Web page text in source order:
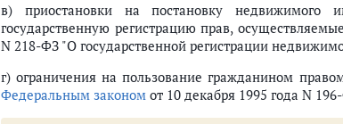
в) приостановки на постановку недвижимого
государственную регистрацию прав,
N 218-ФЗ "О государственной регистрации
г) ограничения на пользование гражданином
Федеральным законом от 10 декабря 1995 года N